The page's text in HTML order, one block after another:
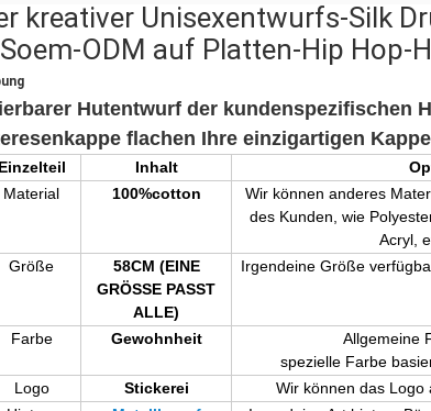
kreativer Unisexentwurfs-Silk
ODM auf Platten-Hip Hop-
Hutentwurf der kundenspezifischen
flachen Ihre einzigartigen
Einzelteil Inhalt
Material 100%cotton
Wir können anderes
des Kunden, wie
Acryl,
Größe
58CM (EINE
GRÖSSE PASST
ALLE)
Irgendeine Größe
Farbe Gewohnheit
Allgemeine
spezielle Farbe
Logo Stickerei Wir können das Logo